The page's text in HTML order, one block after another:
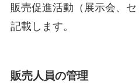
販売促進活動（展示会、
記載します。
販売人員の管理